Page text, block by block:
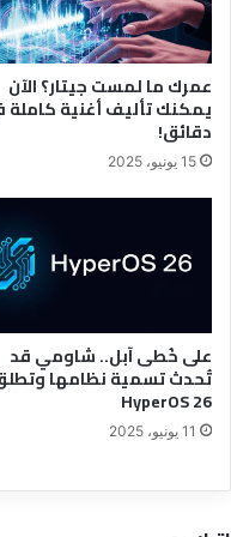
عمرك ما لمست جيتار؟ الآن
يمكنك تأليف أغنية كاملة
دقائق!
15 يونيو، 2025
على خُطى آبل.. شاومي قد
تُحدث تسمية نظامها
HyperOS 26
11 يونيو، 2025